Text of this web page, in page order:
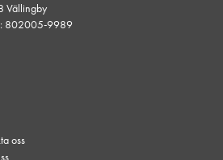
Vällingby
802005-9989
oss